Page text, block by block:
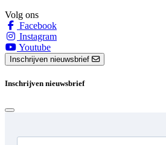
Volg ons
Facebook
Instagram
Youtube
Inschrijven nieuwsbrief
Inschrijven nieuwsbrief